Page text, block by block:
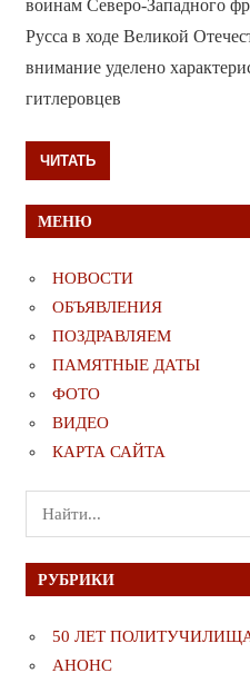
воинам Северо-Западного
Русса в ходе Великой
внимание уделено
гитлеровцев
ЧИТАТЬ
МЕНЮ
НОВОСТИ
ОБЪЯВЛЕНИЯ
ПОЗДРАВЛЯЕМ
ПАМЯТНЫЕ ДАТЫ
ФОТО
ВИДЕО
КАРТА САЙТА
Поиск
для:
РУБРИКИ
50 ЛЕТ
АНОНС